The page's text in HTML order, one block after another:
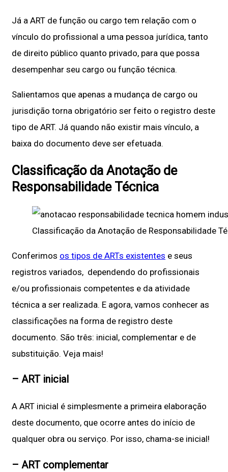
Já a ART de função ou cargo tem relação com o
vínculo do profissional a uma pessoa jurídica, tanto
de direito público quanto privado, para que possa
desempenhar seu cargo ou função técnica.
Salientamos que apenas a mudança de cargo ou
jurisdição torna obrigatório ser feito o registro deste
tipo de ART. Já quando não existir mais vínculo, a
baixa do documento deve ser efetuada.
Classificação da Anotação de
Responsabilidade Técnica
Classificação da Anotação de Responsabilidade
Conferimos os tipos de ARTs existentes e seus
registros variados, dependendo do profissionais
e/ou profissionais competentes e da atividade
técnica a ser realizada. E agora, vamos conhecer as
classificações na forma de registro deste
documento. São três: inicial, complementar e de
substituição. Veja mais!
– ART inicial
A ART inicial é simplesmente a primeira elaboração
deste documento, que ocorre antes do início de
qualquer obra ou serviço. Por isso, chama-se inicial!
– ART complementar